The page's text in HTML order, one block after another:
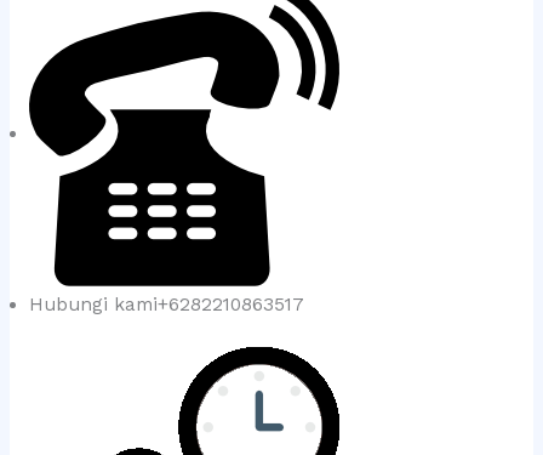
Hubungi kami+6282210863517